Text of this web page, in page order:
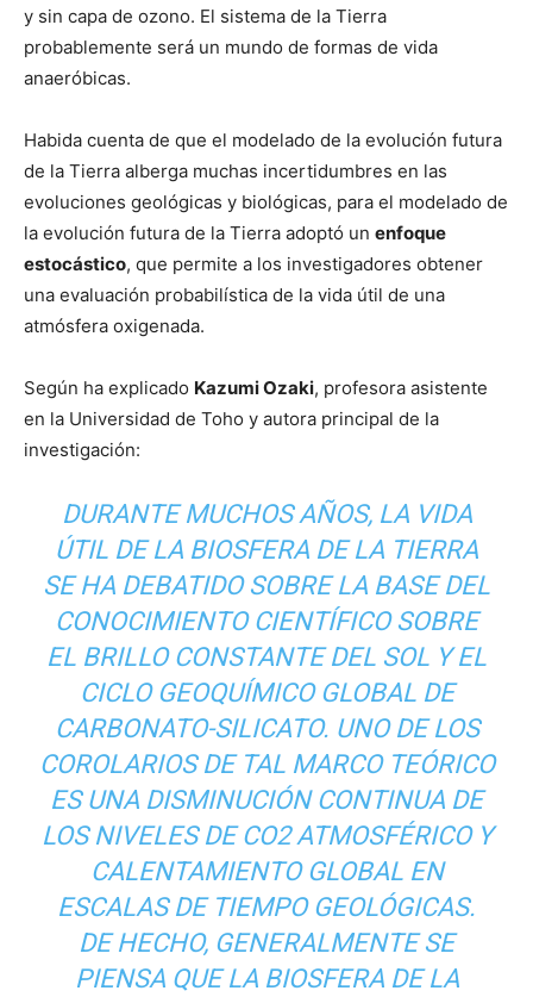
y sin capa de ozono. El sistema de la Tierra
probablemente será un mundo de formas de vida
anaeróbicas.
Habida cuenta de que el modelado de la evolución futura
de la Tierra alberga muchas incertidumbres en las
evoluciones geológicas y biológicas, para el modelado de
la evolución futura de la Tierra adoptó un enfoque
estocástico, que permite a los investigadores obtener
una evaluación probabilística de la vida útil de una
atmósfera oxigenada.
Según ha explicado Kazumi Ozaki, profesora asistente
en la Universidad de Toho y autora principal de la
investigación:
DURANTE MUCHOS AÑOS, LA VIDA
ÚTIL DE LA BIOSFERA DE LA TIERRA
SE HA DEBATIDO SOBRE LA BASE DEL
CONOCIMIENTO CIENTÍFICO SOBRE
EL BRILLO CONSTANTE DEL SOL Y EL
CICLO GEOQUÍMICO GLOBAL DE
CARBONATO-SILICATO. UNO DE LOS
COROLARIOS DE TAL MARCO TEÓRICO
ES UNA DISMINUCIÓN CONTINUA DE
LOS NIVELES DE CO2 ATMOSFÉRICO Y
CALENTAMIENTO GLOBAL EN
ESCALAS DE TIEMPO GEOLÓGICAS.
DE HECHO, GENERALMENTE SE
PIENSA QUE LA BIOSFERA DE LA